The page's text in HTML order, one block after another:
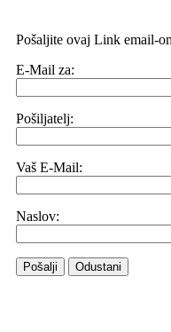
Pošaljite ovaj Link email-
E-Mail za:
Pošiljatelj:
Vaš E-Mail:
Naslov:
Pošalji Odustani